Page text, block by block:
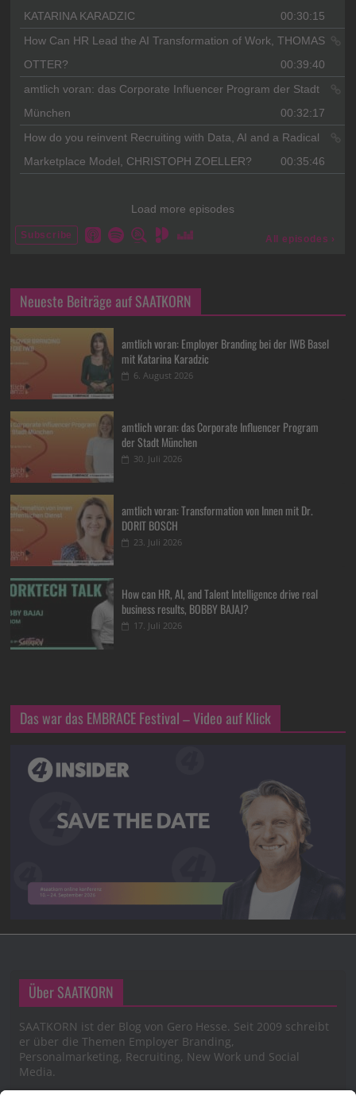
Neueste Beiträge auf SAATKORN
amtlich voran: Employer Branding bei der IWB Basel
mit Katarina Karadzic
6. August 2026
amtlich voran: das Corporate Influencer Program
der Stadt München
30. Juli 2026
amtlich voran: Transformation von Innen mit Dr.
DORIT BOSCH
23. Juli 2026
How can HR, AI, and Talent Intelligence drive real
business results, BOBBY BAJAJ?
17. Juli 2026
Das war das EMBRACE Festival – Video auf Klick
Über SAATKORN
SAATKORN ist der Blog von Gero Hesse. Seit 2009 schreibt
er über die Themen Employer Branding,
Personalmarketing, Recruiting, New Work und Social
Media.